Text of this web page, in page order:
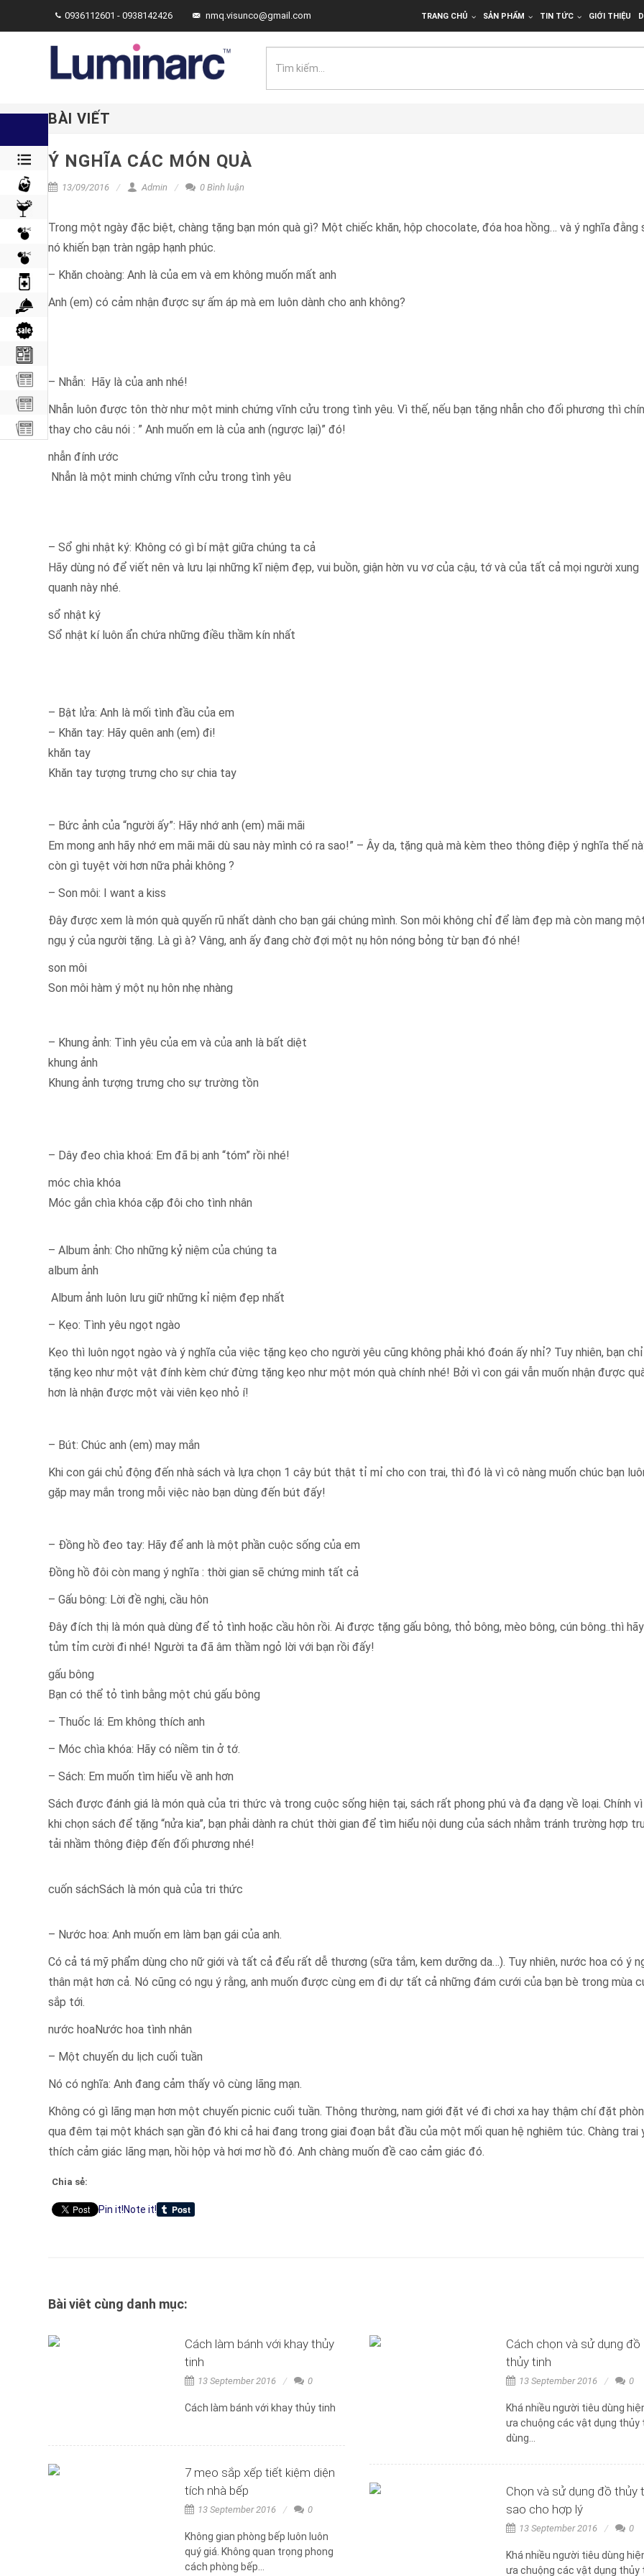
0936112601 - 0938142426 nmq.visunco@gmail.com TRANG CHỦ SẢN PHẨM TIN TỨC GIỚI THIỆU
BÀI VIẾT
Ý NGHĨA CÁC MÓN QUÀ
13/09/2016 Admin 0 Bình luận
Trong một ngày đặc biệt, chàng tặng bạn món quà gì? Một chiếc khăn, hộp chocolate, đóa hoa hồng… và ý nghĩa đằng
nó khiến bạn tràn ngập hạnh phúc.
– Khăn choàng: Anh là của em và em không muốn mất anh
Anh (em) có cảm nhận được sự ấm áp mà em luôn dành cho anh không?
– Nhẫn: Hãy là của anh nhé!
Nhẫn luôn được tôn thờ như một minh chứng vĩnh cửu trong tình yêu. Vì thế, nếu bạn tặng nhẫn cho đối phương thì
thay cho câu nói : ” Anh muốn em là của anh (ngược lại)” đó!
nhẫn đính ước
Nhẫn là một minh chứng vĩnh cửu trong tình yêu
– Sổ ghi nhật ký: Không có gì bí mật giữa chúng ta cả
Hãy dùng nó để viết nên và lưu lại những kĩ niệm đẹp, vui buồn, giận hờn vu vơ của cậu, tớ và của tất cả mọi người xung
quanh này nhé.
sổ nhật ký
Sổ nhật kí luôn ẩn chứa những điều thầm kín nhất
– Bật lửa: Anh là mối tình đầu của em
– Khăn tay: Hãy quên anh (em) đi!
khăn tay
Khăn tay tượng trưng cho sự chia tay
– Bức ảnh của “người ấy”: Hãy nhớ anh (em) mãi mãi
Em mong anh hãy nhớ em mãi mãi dù sau này mình có ra sao!” – Ây da, tặng quà mà kèm theo thông điệp ý nghĩa thế
còn gì tuyệt vời hơn nữa phải không ?
– Son môi: I want a kiss
Đây được xem là món quà quyến rũ nhất dành cho bạn gái chúng mình. Son môi không chỉ để làm đẹp mà còn mang
ngụ ý của người tặng. Là gì à? Vâng, anh ấy đang chờ đợi một nụ hôn nóng bỏng từ bạn đó nhé!
son môi
Son môi hàm ý một nụ hôn nhẹ nhàng
– Khung ảnh: Tình yêu của em và của anh là bất diệt
khung ảnh
Khung ảnh tượng trưng cho sự trường tồn
– Dây đeo chìa khoá: Em đã bị anh “tóm” rồi nhé!
móc chìa khóa
Móc gắn chìa khóa cặp đôi cho tình nhân
– Album ảnh: Cho những kỷ niệm của chúng ta
album ảnh
Album ảnh luôn lưu giữ những kỉ niệm đẹp nhất
– Kẹo: Tình yêu ngọt ngào
Kẹo thì luôn ngọt ngào và ý nghĩa của việc tặng kẹo cho người yêu cũng không phải khó đoán ấy nhỉ? Tuy nhiên, bạn
tặng kẹo như một vật đính kèm chứ đừng tặng kẹo như một món quà chính nhé! Bởi vì con gái vẫn muốn nhận được
hơn là nhận được một vài viên kẹo nhỏ í!
– Bút: Chúc anh (em) may mắn
Khi con gái chủ động đến nhà sách và lựa chọn 1 cây bút thật tỉ mỉ cho con trai, thì đó là vì cô nàng muốn chúc bạn
gặp may mắn trong mỗi việc nào bạn dùng đến bút đấy!
– Đồng hồ đeo tay: Hãy để anh là một phần cuộc sống của em
Đồng hồ đôi còn mang ý nghĩa : thời gian sẽ chứng minh tất cả
– Gấu bông: Lời đề nghị, cầu hôn
Đây đích thị là món quà dùng để tỏ tình hoặc cầu hôn rồi. Ai được tặng gấu bông, thỏ bông, mèo bông, cún bông..thì hãy
tủm tỉm cười đi nhé! Người ta đã âm thầm ngỏ lời với bạn rồi đấy!
gấu bông
Bạn có thể tỏ tình bằng một chú gấu bông
– Thuốc lá: Em không thích anh
– Móc chìa khóa: Hãy có niềm tin ở tớ.
– Sách: Em muốn tìm hiểu về anh hơn
Sách được đánh giá là món quà của tri thức và trong cuộc sống hiện tại, sách rất phong phú và đa dạng về loại. Chính
khi chọn sách để tặng “nửa kia”, bạn phải dành ra chút thời gian để tìm hiểu nội dung của sách nhằm tránh trường hợp
tải nhầm thông điệp đến đối phương nhé!
cuốn sáchSách là món quà của tri thức
– Nước hoa: Anh muốn em làm bạn gái của anh.
Có cả tá mỹ phẩm dùng cho nữ giới và tất cả đểu rất dễ thương (sữa tắm, kem dưỡng da…). Tuy nhiên, nước hoa có ý
thân mật hơn cả. Nó cũng có ngụ ý rằng, anh muốn được cùng em đi dự tất cả những đám cưới của bạn bè trong mùa
sắp tới.
nước hoaNước hoa tình nhân
– Một chuyến du lịch cuối tuần
Nó có nghĩa: Anh đang cảm thấy vô cùng lãng mạn.
Không có gì lãng mạn hơn một chuyến picnic cuối tuần. Thông thường, nam giới đặt vé đi chơi xa hay thậm chí đặt
qua đêm tại một khách sạn gần đó khi cả hai đang trong giai đoạn bắt đầu của một mối quan hệ nghiêm túc. Chàng trai
thích cảm giác lãng mạn, hồi hộp và hơi mơ hồ đó. Anh chàng muốn đề cao cảm giác đó.
Chia sẻ:
Pin it!Note it!
Bài viêt cùng danh mục:
Cách làm bánh với khay thủy
tinh
13 September 2016 0
Cách làm bánh với khay thủy tinh
7 mẹo sắp xếp tiết kiệm diện
tích nhà bếp
13 September 2016 0
Không gian phòng bếp luôn luôn
quý giá. Không quan trọng phong
cách phòng bếp...
Cách chọn và sử dụng đồ
thủy tinh
13 September 2016 0
Khá nhiều người tiêu dùng
ưa chuộng các vật dụng thủy
dùng...
Chọn và sử dụng đồ thủy
sao cho hợp lý
13 September 2016 0
Khá nhiều người tiêu dùng
ưa chuộng các vật dụng thủy